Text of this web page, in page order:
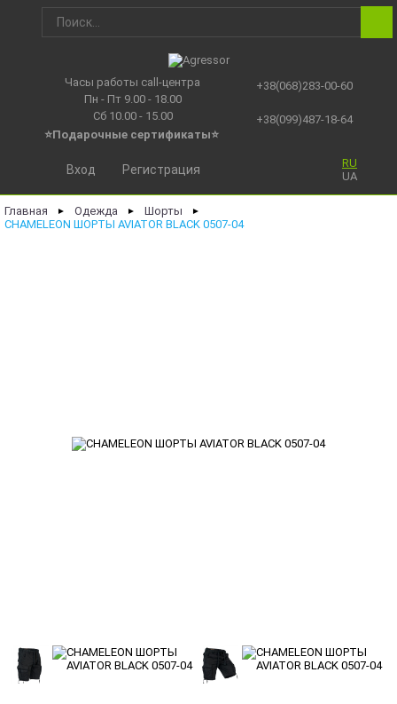
Часы работы call-центра
Пн - Пт 9.00 - 18.00
Сб 10.00 - 15.00
⭐Подарочные сертификаты⭐
+38(068)283-00-60
+38(099)487-18-64
RU
UA
Вход Регистрация
Главная ► Одежда ► Шорты ►
CHAMELEON ШОРТЫ AVIATOR BLACK 0507-04